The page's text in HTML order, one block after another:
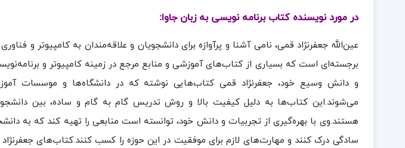
در مورد نویسنده کتاب برنامه نویسی به زبان جاوا:
عین‌الله جعفرنژاد قمی، نامی آشنا و پرآوازه برای دانشجویان و علاقه‌مندان به کامپیوتر و
برجسته‌ای است که بسیاری از کتاب‌های آموزشی و منابع مرجع در زمینه کامپیوتر و
و دانش وسیع خود، جعفرنژاد قمی کتاب‌هایی نوشته که در دانشگاه‌ها و موسسات
می‌شوند.این کتاب‌ها به دلیل کیفیت بالا و روش تدریس گام به گام و ساده، بین
هستند.وی با بهره‌گیری از تجربیات و دانش خود، توانسته است منابعی را تهیه کند که به
سادگی درک کنند و مهارت‌های لازم برای موفقیت در این حوزه را کسب کنند.کتاب‌های جعفرنژاد